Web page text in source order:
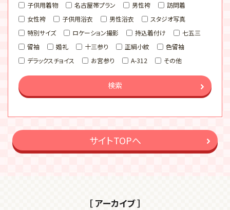
子供用着物
名古屋帯プラン 男性袴
訪問着
女性袴
子供用浴衣 男性浴衣
スタジオ写真
特別サイズ
ロケーション撮影 持込着付け
七五三
留袖
婚礼 十三参り 正絹小紋
色留袖
デラックスチョイス
お宮参り A-312 その他
検索
サイトTOPへ
［ アーカイブ ］